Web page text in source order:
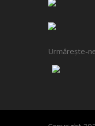
Urmărește-